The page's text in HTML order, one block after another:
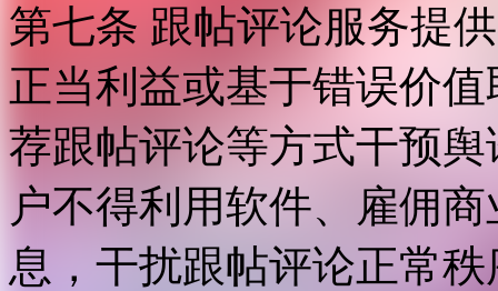
第七条 跟帖评论服务提
正当利益或基于错误价
荐跟帖评论等方式干预
户不得利用软件、雇佣
息，干扰跟帖评论正常